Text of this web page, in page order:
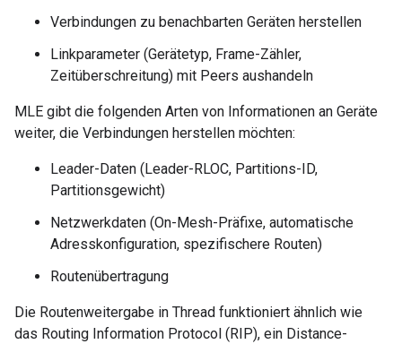
Verbindungen zu benachbarten Geräten herstellen
Linkparameter (Gerätetyp, Frame-Zähler,
Zeitüberschreitung) mit Peers aushandeln
MLE gibt die folgenden Arten von Informationen an Geräte
weiter, die Verbindungen herstellen möchten:
Leader-Daten (Leader-RLOC, Partitions-ID,
Partitionsgewicht)
Netzwerkdaten (On-Mesh-Präfixe, automatische
Adresskonfiguration, spezifischere Routen)
Routenübertragung
Die Routenweitergabe in Thread funktioniert ähnlich wie
das Routing Information Protocol (RIP), ein Distance-